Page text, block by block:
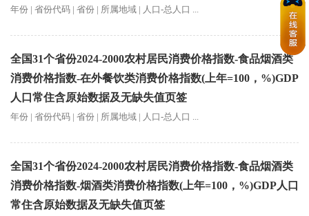
年份 | 省份代码 | 省份 | 所属地域 | 人口-总人口 ...
全国31个省份2024-2000农村居民消费价格指数-食品烟酒类
消费价格指数-在外餐饮类消费价格指数(上年=100，%)GDP
人口常住含原始数据及无缺失值页签
年份 | 省份代码 | 省份 | 所属地域 | 人口-总人口 ...
全国31个省份2024-2000农村居民消费价格指数-食品烟酒类
消费价格指数-烟酒类消费价格指数(上年=100，%)GDP人口
常住含原始数据及无缺失值页签